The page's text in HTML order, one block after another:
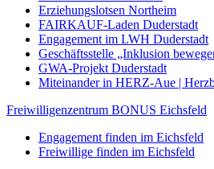
Erziehungslotsen Northeim
FAIRKAUF-Laden Duderstadt
Engagement im LWH Duderstadt
Geschäftsstelle „Inklusion
GWA-Projekt Duderstadt
Miteinander in HERZ-Aue |
Freiwilligenzentrum BONUS Eichsfeld
Engagement finden im Eichsfeld
Freiwillige finden im Eichsfeld